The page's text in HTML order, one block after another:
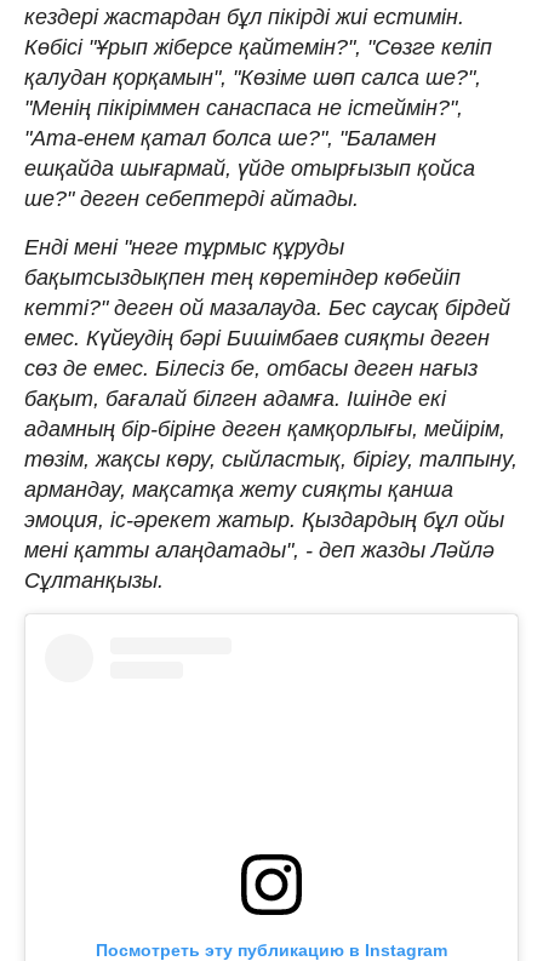
кездері жастардан бұл пікірді жиі естимін.
Көбісі "Ұрып жіберсе қайтемін?", "Сөзге келіп
қалудан қорқамын", "Көзіме шөп салса ше?",
"Менің пікіріммен санаспаса не істеймін?",
"Ата-енем қатал болса ше?", "Баламен
ешқайда шығармай, үйде отырғызып қойса
ше?" деген себептерді айтады.
Енді мені "неге тұрмыс құруды
бақытсыздықпен тең көретіндер көбейіп
кетті?" деген ой мазалауда. Бес саусақ бірдей
емес. Күйеудің бәрі Бишімбаев сияқты деген
сөз де емес. Білесіз бе, отбасы деген нағыз
бақыт, бағалай білген адамға. Ішінде екі
адамның бір-біріне деген қамқорлығы, мейірім,
төзім, жақсы көру, сыйластық, бірігу, талпыну,
армандау, мақсатқа жету сияқты қанша
эмоция, іс-әрекет жатыр. Қыздардың бұл ойы
мені қатты алаңдатады", - деп жазды Ләйлә
Сұлтанқызы.
Посмотреть эту публикацию в Instagram